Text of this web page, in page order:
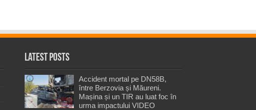
Latest Posts
Accident mortal pe DN58B,
între Berzovia și Măureni.
Mașina și un TIR au luat foc în
urma impactului VIDEO